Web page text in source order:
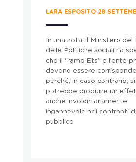
LARA ESPOSITO 28
In una nota, il Ministero del
delle Politiche sociali ha
che il “ramo Ets” e l’ente
devono essere
perché, in caso contrario, si
potrebbe produrre un
anche involontariamente
ingannevole nei confronti
pubblico